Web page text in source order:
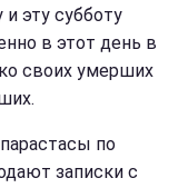
эту субботу
в этот день в
своих умерших
по
записки с